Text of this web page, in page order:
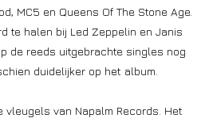
MC5 en Queens Of The Stone Age.
te halen bij Led Zeppelin en Janis
de reeds uitgebrachte singles nog
duidelijker op het album.
vleugels van Napalm Records. Het